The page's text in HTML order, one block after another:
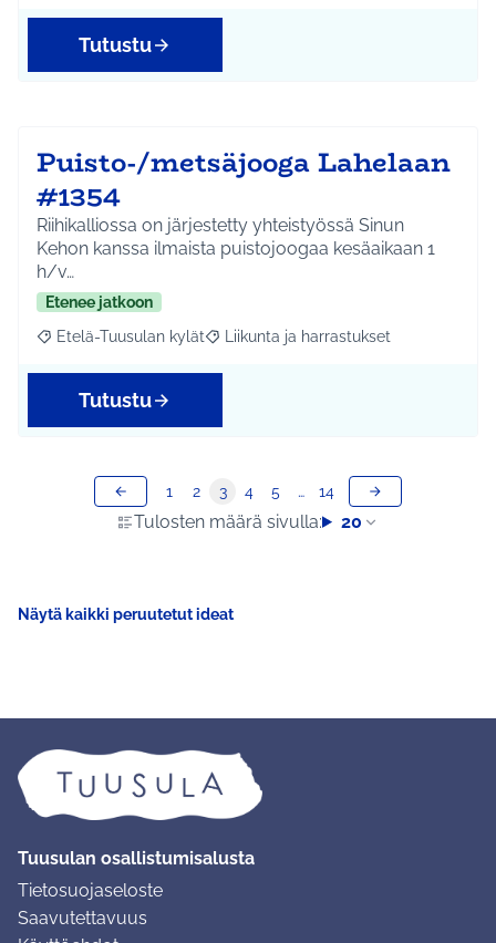
Tutustu
Puisto-/metsäjooga Lahelaan
#1354
Riihikalliossa on järjestetty yhteistyössä Sinun
Kehon kanssa ilmaista puistojoogaa kesäaikaan 1
h/v…
Etenee jatkoon
Rajaa tulokset aihepiirin mukaan: Etelä-Tuusulan kylät
Etelä-Tuusulan kylät Rajaa tulokset teeman mukaan:
Liikunta ja harrastukset
Tutustu
Tulosten määrä sivulla: 20
1 2 3 4 5 … 14
Näytä kaikki peruutetut ideat
Tuusulan osallistumisalusta
Tietosuojaseloste
Saavutettavuus